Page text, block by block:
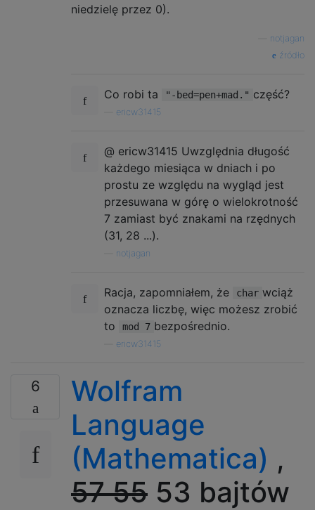
niedzielę przez 0).
notjagan
źródło
Co robi ta "-bed=pen+mad." część?
ericw31415
@ ericw31415 Uwzględnia długość
każdego miesiąca w dniach i po
prostu ze względu na wygląd jest
przesuwana w górę o wielokrotność
7 zamiast być znakami na rzędnych
(31, 28 ...).
notjagan
Racja, zapomniałem, że char wciąż
oznacza liczbę, więc możesz zrobić
to
mod 7 bezpośrednio.
ericw31415
6
Wolfram
Language
(Mathematica) ,
5755 53 bajtów